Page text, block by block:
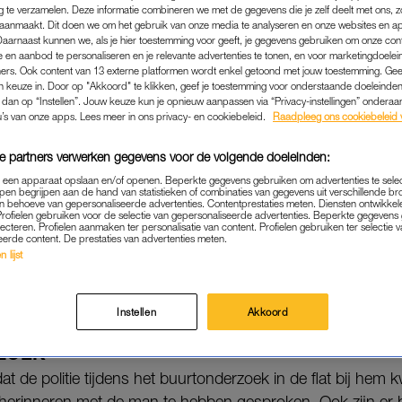
tijdens de tweede dag in de strafzaak tegen de
van het doden van haar achtjarige dochter.
Lees ook
dat Sharleyne nog leefde toen ze van tien
BOVENBUURMAN
heeft verklaard dat hij in de nacht dat het meisje van
en een geluid alsof er iets langs de balkonreling viel.
nacht. Hij zegt dat hij dit alles in 2015 al aan de politie
niet te hebben.
de politie tijdens het buurtonderzoek in de flat bij hem
te verzamelen. Deze informatie combineren we met de gegevens die je zelf deelt met ons,
Dit doen we om het gebruik van onze media te analyseren en onze websites en
kunnen we, als je hier toestemming voor geeft, je gegevens gebruiken om onze
en aanbod te personaliseren en je relevante advertenties te tonen, en voor
Ook content van 13 externe platformen wordt enkel getoond met jouw toestemming.
keuze in. Door op "Akkoord" te klikken, geef je toestemming voor onderstaande
op “Instellen”. Jouw keuze kun je opnieuw aanpassen via “Privacy-instellingen”
van onze apps. Lees meer in ons privacy- en cookiebeleid.
Raadpleeg ons cookiebeleid
partners verwerken gegevens voor de volgende doeleinden:
een apparaat opslaan en/of openen. Beperkte gegevens gebruiken om advertenties te
begrijpen aan de hand van statistieken of combinaties van gegevens uit verschillende
behoeve van gepersonaliseerde advertenties. Contentprestaties meten. Diensten
gebruiken voor de selectie van gepersonaliseerde advertenties. Beperkte
Profielen aanmaken ter personalisatie van content. Profielen gebruiken ter selectie
content. De prestaties van advertenties meten.
lijst
Instellen Akkoord